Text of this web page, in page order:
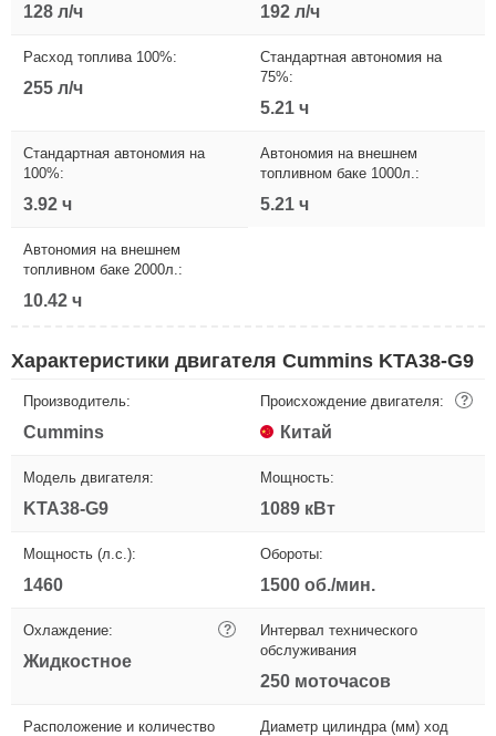
128 л/ч 192 л/ч
Расход топлива 100%:
255 л/ч
Стандартная автономия на
75%:
5.21 ч
Стандартная автономия на
100%:
3.92 ч
Автономия на внешнем
топливном баке 1000л.:
5.21 ч
Автономия на внешнем
топливном баке 2000л.:
10.42 ч
Характеристики двигателя Cummins KTA38-G9
Производитель:
Cummins
Происхождение двигателя: ?
Китай
Модель двигателя:
KTA38-G9
Мощность:
1089 кВт
Мощность (л.с.):
1460
Обороты:
1500 об./мин.
Охлаждение: ?
Жидкостное
Интервал технического
обслуживания
250 моточасов
Расположение и количество
Диаметр цилиндра (мм) ход